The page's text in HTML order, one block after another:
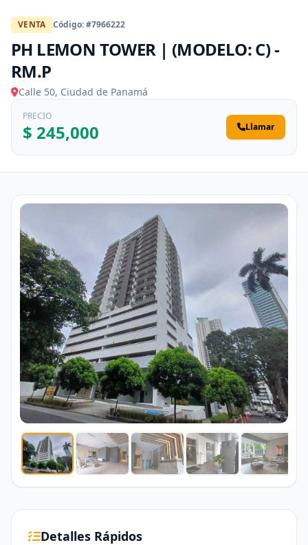
VENTA Código: #7966222
PH LEMON TOWER | (MODELO: C) -
RM.P
Calle 50, Ciudad de Panamá
PRECIO
$ 245,000 Llamar
Detalles Rápidos